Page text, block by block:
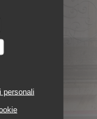
personali
finestra))